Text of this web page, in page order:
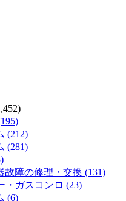
(212)
(281)
故障の修理・交換 (131)
・ガスコンロ (23)
(6)